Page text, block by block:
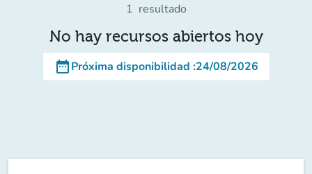
1 resultado
No hay recursos abiertos hoy
date_rangePróxima disponibilidad :24/08/2026